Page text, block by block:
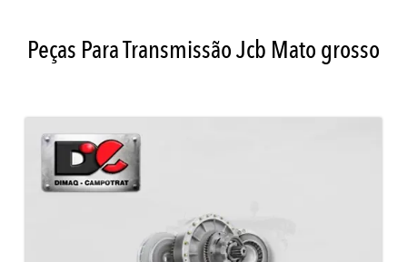
Peças Para Transmissão Jcb Mato grosso